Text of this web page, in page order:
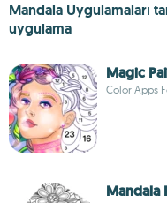
Mandala Uygulamaları
uygulama
Magic
Color Apps